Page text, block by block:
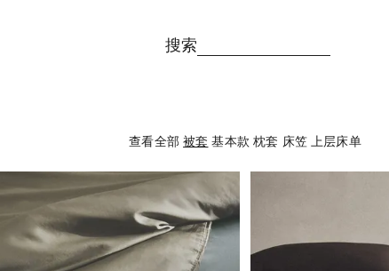
搜索
查看全部 被套 基本款 枕套 床笠 上层床单